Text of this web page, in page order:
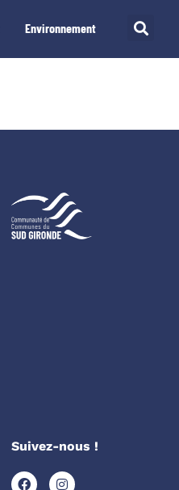
Environnement
Suivez-nous !